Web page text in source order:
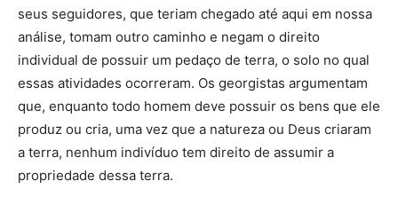
seus seguidores, que teriam chegado até aqui em nossa
análise, tomam outro caminho e negam o direito
individual de possuir um pedaço de terra, o solo no qual
essas atividades ocorreram. Os georgistas argumentam
que, enquanto todo homem deve possuir os bens que ele
produz ou cria, uma vez que a natureza ou Deus criaram
a terra, nenhum indivíduo tem direito de assumir a
propriedade dessa terra.